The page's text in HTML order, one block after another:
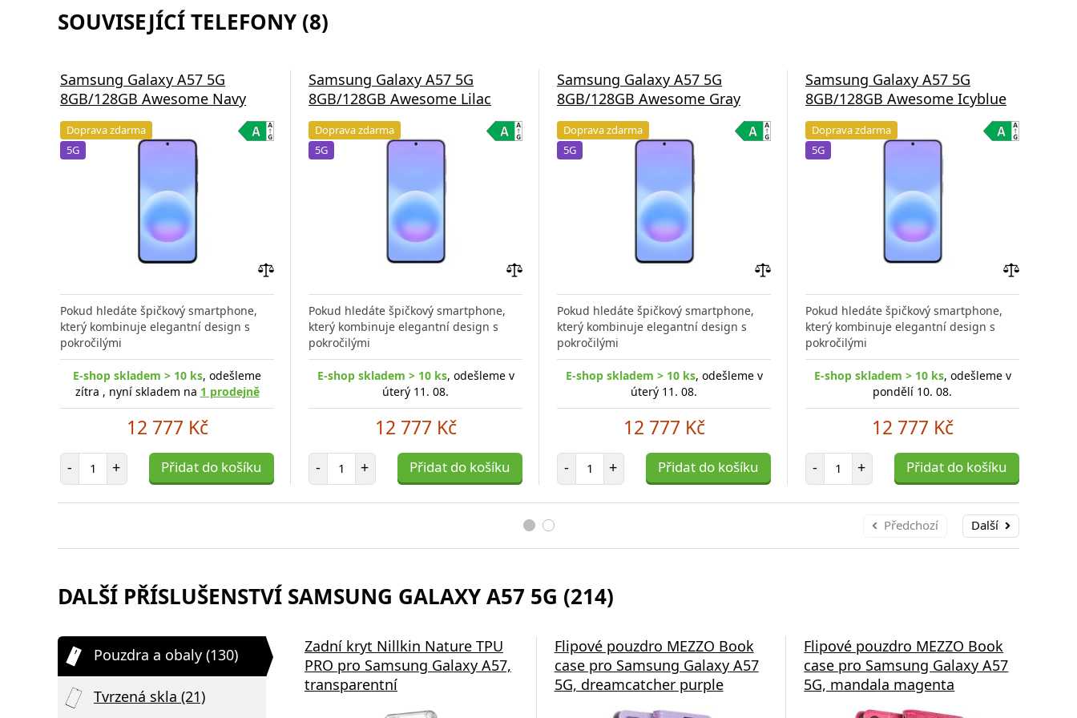
SOUVISEJÍCÍ TELEFONY (8)
Samsung Galaxy A57 5G
8GB/128GB Awesome Navy
Doprava zdarma
5G
porovnání
Pokud hledáte špičkový smartphone,
který kombinuje elegantní design s
pokročilými
E-shop skladem > 10 ks, odešleme
zítra , nyní skladem na 1 prodejně
12 777 Kč
- Počet položek
+ Přidat do košíku
Samsung Galaxy A57 5G
8GB/128GB Awesome Lilac
Doprava zdarma
5G
porovnání
Pokud hledáte špičkový smartphone,
který kombinuje elegantní design s
pokročilými
E-shop skladem > 10 ks, odešleme v
úterý 11. 08.
12 777 Kč
- Počet položek
+ Přidat do košíku
Samsung Galaxy A57 5G
8GB/128GB Awesome Gray
Doprava zdarma
5G
porovnání
Pokud hledáte špičkový smartphone,
který kombinuje elegantní design s
pokročilými
E-shop skladem > 10 ks, odešleme v
úterý 11. 08.
12 777 Kč
- Počet položek
+ Přidat do košíku
Samsung Galaxy A57 5G
8GB/128GB Awesome Icyblue
Doprava zdarma
5G
Pokud hledáte špičkový smartphone,
který kombinuje elegantní design s
pokročilými
E-shop skladem > 10 ks, odešleme v
pondělí 10. 08.
12 777 Kč
- Počet položek
+ Přidat do košíku
Předchozí Další
DALŠÍ PŘÍSLUŠENSTVÍ SAMSUNG GALAXY A57 5G (214)
Pouzdra a obaly (130)
Tvrzená skla (21)
Zadní kryt Nillkin Nature TPU
PRO pro Samsung Galaxy A57,
transparentní
Flipové pouzdro MEZZO Book
case pro Samsung Galaxy A57
5G, dreamcatcher purple
Flipové pouzdro MEZZO Book
case pro Samsung Galaxy A57
5G, mandala magenta